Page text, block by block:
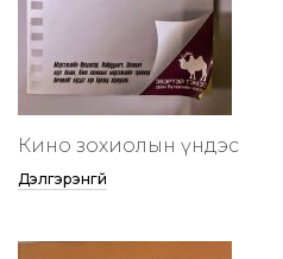
Кино зохиолын үндэс
Дэлгэрэнгүй